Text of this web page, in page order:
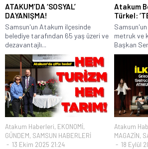
ATAKUM’DA ‘SOSYAL’
DAYANIŞMA!
Samsun'un Atakum ilçesinde
belediye tarafından 65 yaş üzeri ve
dezavantajlı...
Atakum
Türkel:
metruk ve
Başkan
Atakum Haberleri, EKONOMİ,
GÜNDEM, SAMSUN HABERLERİ
13 Ekim 2025 21:24
Atakum
MAGAZİN,
18 Eylül